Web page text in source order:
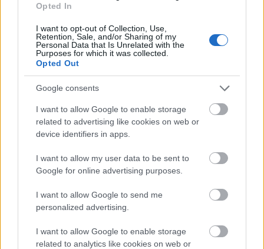
Opted In
I want to opt-out of Collection, Use,
Retention, Sale, and/or Sharing of my
Personal Data that Is Unrelated with the
Purposes for which it was collected.
Opted Out
Google consents
I want to allow Google to enable storage
related to advertising like cookies on web or
device identifiers in apps.
I want to allow my user data to be sent to
Google for online advertising purposes.
I want to allow Google to send me
personalized advertising.
I want to allow Google to enable storage
related to analytics like cookies on web or